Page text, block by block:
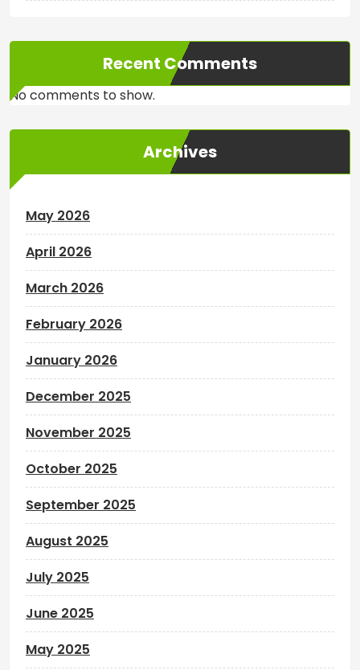
Recent Comments
No comments to show.
Archives
May 2026
April 2026
March 2026
February 2026
January 2026
December 2025
November 2025
October 2025
September 2025
August 2025
July 2025
June 2025
May 2025